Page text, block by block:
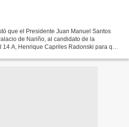
que el Presidente Juan Manuel Santos
de Nariño, al candidato de la
A, Henrique Capriles Radonski para que